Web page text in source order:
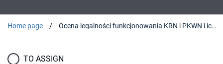
Home page Ocena legalności funkcjonowania KRN i PKWN i ich aktów normatywnych w orzecznictwie Trybunału Konstytucyjnego
TO ASSIGN